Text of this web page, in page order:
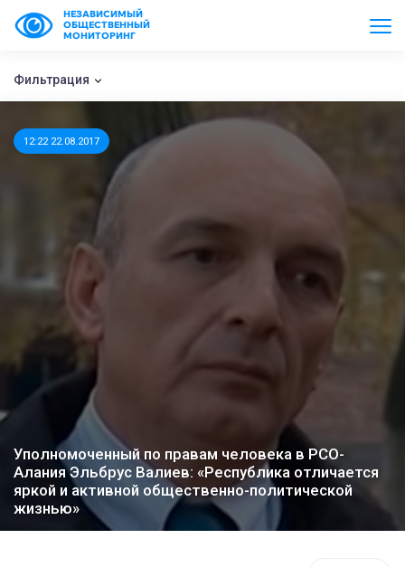
НЕЗАВИСИМЫЙ
ОБЩЕСТВЕННЫЙ
МОНИТОРИНГ
Фильтрация
12:22 22.08.2017
Уполномоченный по правам человека в РСО-
Алания Эльбрус Валиев: «Республика отличается
яркой и активной общественно-политической
жизнью»